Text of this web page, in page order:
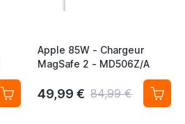
Apple 85W - Chargeur
MagSafe 2 - MD506Z/A
49,99 € 84,99 €